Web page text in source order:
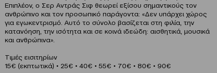
Επιπλέον, ο Σερ Αντράς Σιφ θεωρεί εξίσου σημαντικούς τον
ανθρώπινο και τον προσωπικό παράγοντα: «Δεν υπάρχει χώρος
για εγωκεντρισμό. Αυτό το σύνολο βασίζεται στη φιλία, την
κατανόηση, την ισότητα και σε κοινά ιδεώδη: αισθητικά, μουσικά
και ανθρώπινα».
Τιμές εισιτηρίων
15€ (εκπτωτικά) • 25€ • 40€ • 55€ • 70€ • 80€ • 90€